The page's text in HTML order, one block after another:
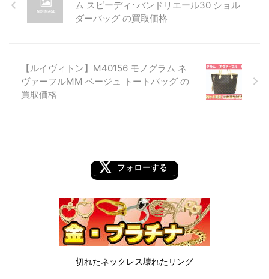
ム スピーディ･バンドリエール30 ショル
ダーバッグ の買取価格
【ルイヴィトン】M40156 モノグラム ネ
ヴァーフルMM ベージュ トートバッグ の
買取価格
フォローする
切れたネックレス壊れたリング